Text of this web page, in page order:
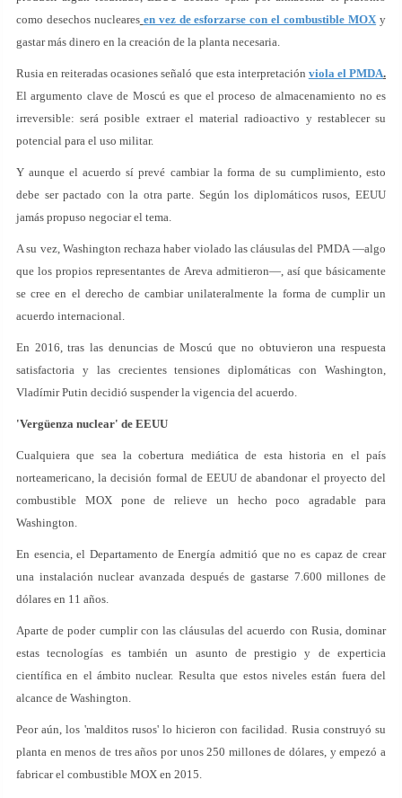
como desechos nucleares en vez de esforzarse con el combustible MOX y
gastar más dinero en la creación de la planta necesaria.
Rusia en reiteradas ocasiones señaló que esta interpretación viola el PMDA.
El argumento clave de Moscú es que el proceso de almacenamiento no es
irreversible: será posible extraer el material radioactivo y restablecer su
potencial para el uso militar.
Y aunque el acuerdo sí prevé cambiar la forma de su cumplimiento, esto
debe ser pactado con la otra parte. Según los diplomáticos rusos, EEUU
jamás propuso negociar el tema.
A su vez, Washington rechaza haber violado las cláusulas del PMDA —algo
que los propios representantes de Areva admitieron—, así que básicamente
se cree en el derecho de cambiar unilateralmente la forma de cumplir un
acuerdo internacional.
En 2016, tras las denuncias de Moscú que no obtuvieron una respuesta
satisfactoria y las crecientes tensiones diplomáticas con Washington,
Vladímir Putin decidió suspender la vigencia del acuerdo.
'Vergüenza nuclear' de EEUU
Cualquiera que sea la cobertura mediática de esta historia en el país
norteamericano, la decisión formal de EEUU de abandonar el proyecto del
combustible MOX pone de relieve un hecho poco agradable para
Washington.
En esencia, el Departamento de Energía admitió que no es capaz de crear
una instalación nuclear avanzada después de gastarse 7.600 millones de
dólares en 11 años.
Aparte de poder cumplir con las cláusulas del acuerdo con Rusia, dominar
estas tecnologías es también un asunto de prestigio y de experticia
científica en el ámbito nuclear. Resulta que estos niveles están fuera del
alcance de Washington.
Peor aún, los 'malditos rusos' lo hicieron con facilidad. Rusia construyó su
planta en menos de tres años por unos 250 millones de dólares, y empezó a
fabricar el combustible MOX en 2015.